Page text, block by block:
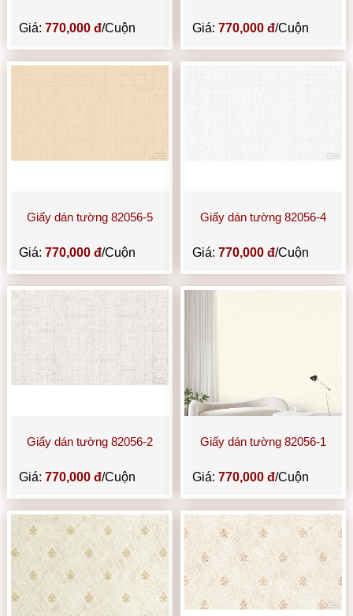
Giá:770,000 đ/Cuộn Giá: 770,000 đ/Cuộn
Giấy dán tường 82056-5
Giá:770,000 đ/Cuộn
Giấy dán tường 82056-4
Giá: 770,000 đ/Cuộn
Giấy dán tường 82056-2
Giá:770,000 đ/Cuộn
Giấy dán tường 82056-1
Giá: 770,000 đ/Cuộn